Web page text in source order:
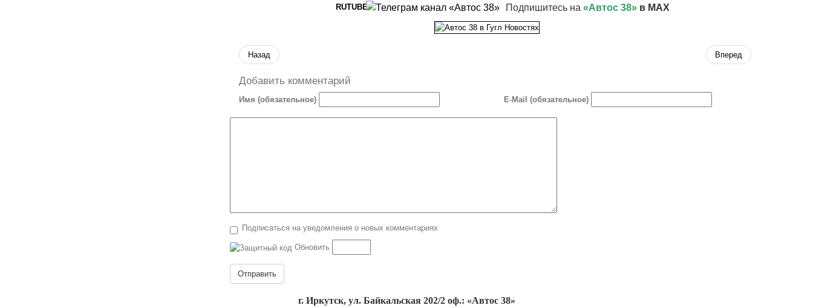
Подпишитесь на «Автос 38» в MAX
Назад Вперед
Добавить комментарий
Имя (обязательное) E-Mail (обязательное)
Подписаться на уведомления о новых комментариях
Обновить
Отправить
г. Иркутск, ул. Байкальская 202/2 оф.: «Автос 38»